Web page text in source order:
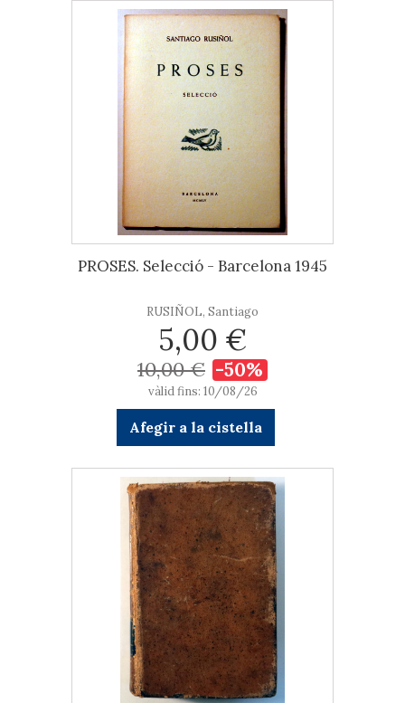
PROSES. Selecció - Barcelona 1945
RUSIÑOL, Santiago
5,00 €
10,00 € -50%
vàlid fins: 10/08/26
Afegir a la cistella